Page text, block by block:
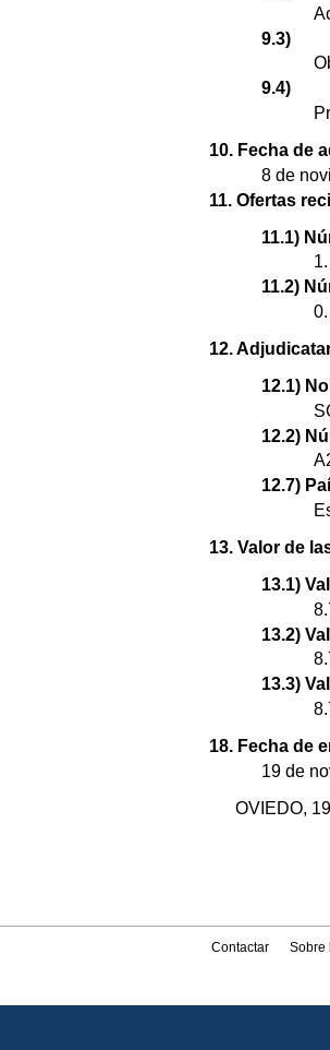
9.3)
9.4)
10. Fecha de
8 de
11. Ofertas
11.1)
1.
11.2)
0.
12.
12.1)
12.2)
12.7)
13. Valor de
13.1)
13.2)
13.3)
18. Fecha de
19 de
OVIEDO,
Contactar Sobre